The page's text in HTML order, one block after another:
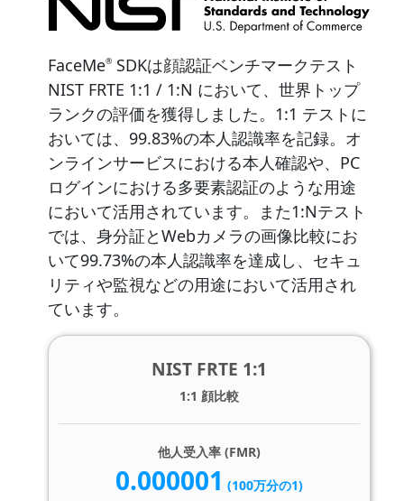
FaceMe® SDKは顔認証ベンチマークテスト
NIST FRTE 1:1 / 1:N において、世界トップ
ランクの評価を獲得しました。1:1 テストに
おいては、99.83%の本人認識率を記録。オ
ンラインサービスにおける本人確認や、PC
ログインにおける多要素認証のような用途
において活用されています。また1:Nテスト
では、身分証とWebカメラの画像比較にお
いて99.73%の本人認識率を達成し、セキュ
リティや監視などの用途において活用され
ています。
NIST FRTE 1:1
1:1 顔比較
他人受入率 (FMR)
0.000001 (100万分の1)